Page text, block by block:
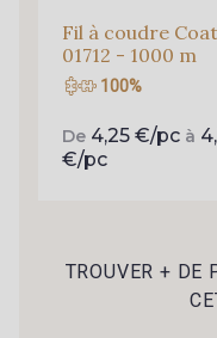
Fil à coudre
01712 - 1000 m
100%
De 4,25 €/pc à
€/pc
TROUVER + DE